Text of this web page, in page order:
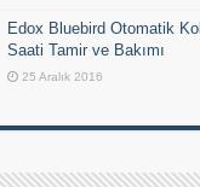
Edox Bluebird Otomatik Kol
Saati Tamir ve Bakımı
25 Aralık 2016